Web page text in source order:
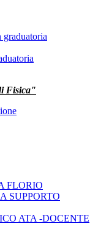
Fisica"
FLORIO
SUPPORTO
ATA -DOCENTE